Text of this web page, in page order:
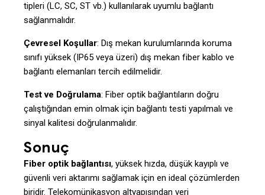
tipleri (LC, SC, ST vb.) kullanılarak uyumlu bağlantı
sağlanmalıdır.
Çevresel Koşullar: Dış mekan kurulumlarında koruma
sınıfı yüksek (IP65 veya üzeri) dış mekan fiber kablo ve
bağlantı elemanları tercih edilmelidir.
Test ve Doğrulama: Fiber optik bağlantıların doğru
çalıştığından emin olmak için bağlantı testi yapılmalı ve
sinyal kalitesi doğrulanmalıdır.
Sonuç
Fiber optik bağlantısı, yüksek hızda, düşük kayıplı ve
güvenli veri aktarımı sağlamak için en ideal çözümlerden
biridir. Telekomünikasyon altyapısından veri